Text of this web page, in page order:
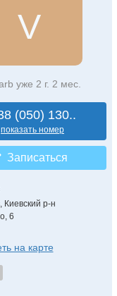
V
уже 2 г. 2 мес.
(050) 130..
показать номер
Записаться
Киевский р-н
6
на карте